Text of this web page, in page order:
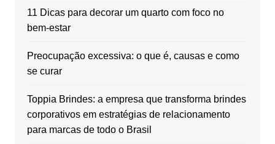
11 Dicas para decorar um quarto com foco no
bem-estar
Preocupação excessiva: o que é, causas e como
se curar
Toppia Brindes: a empresa que transforma brindes
corporativos em estratégias de relacionamento
para marcas de todo o Brasil